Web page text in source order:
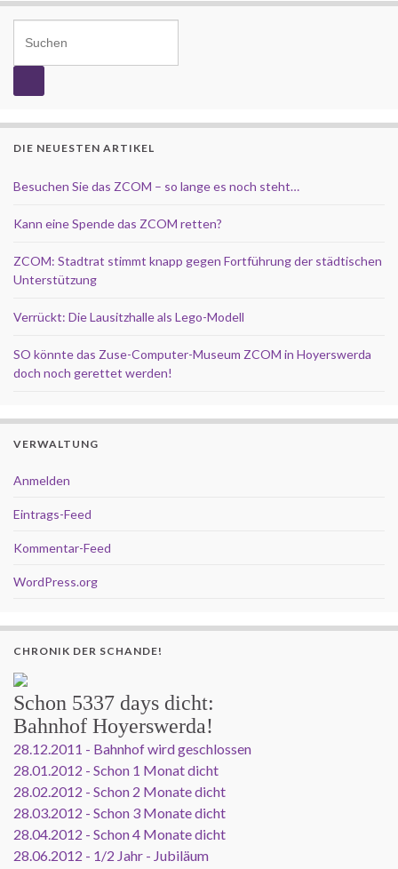
DIE NEUESTEN ARTIKEL
Besuchen Sie das ZCOM – so lange es noch steht…
Kann eine Spende das ZCOM retten?
ZCOM: Stadtrat stimmt knapp gegen Fortführung der städtischen
Unterstützung
Verrückt: Die Lausitzhalle als Lego-Modell
SO könnte das Zuse-Computer-Museum ZCOM in Hoyerswerda
doch noch gerettet werden!
VERWALTUNG
Anmelden
Eintrags-Feed
Kommentar-Feed
WordPress.org
CHRONIK DER SCHANDE!
Schon 5337 days dicht:
Bahnhof Hoyerswerda!
28.12.2011 - Bahnhof wird geschlossen
28.01.2012 - Schon 1 Monat dicht
28.02.2012 - Schon 2 Monate dicht
28.03.2012 - Schon 3 Monate dicht
28.04.2012 - Schon 4 Monate dicht
28.06.2012 - 1/2 Jahr - Jubiläum